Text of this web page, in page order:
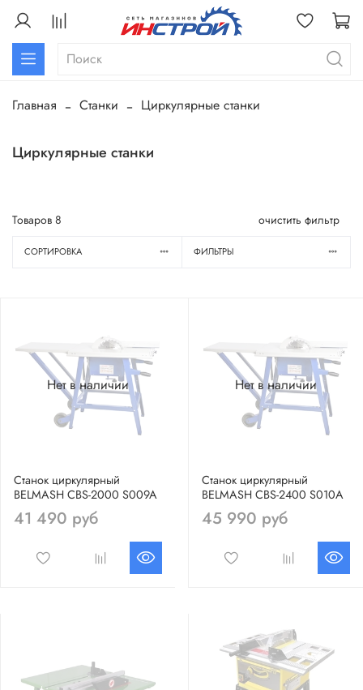
Главная Станки Циркулярные станки
Циркулярные станки
Товаров 8 очистить фильтр
СОРТИРОВКА ФИЛЬТРЫ
Нет в наличии
Станок циркулярный
BELMASH CBS-2000 S009A
41 490 руб
Нет в наличии
Станок циркулярный
BELMASH CBS-2400 S010A
45 990 руб